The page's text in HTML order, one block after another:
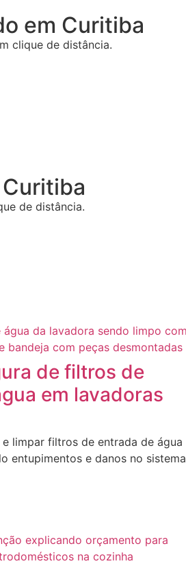
em Curitiba
clique de distância.
de distância.
de filtros de
em lavadoras
limpar filtros de entrada de água
entupimentos e danos no sistema